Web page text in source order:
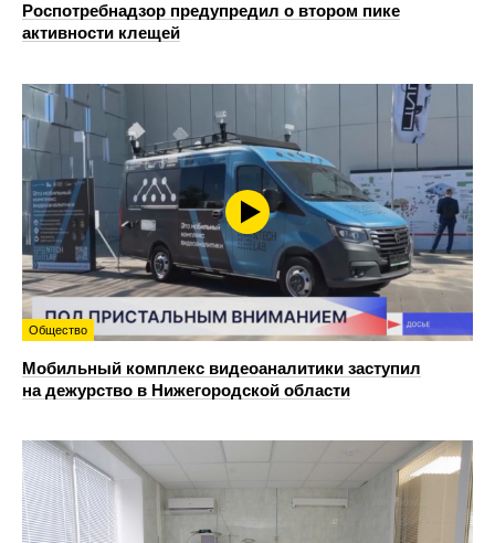
Роспотребнадзор предупредил о втором пике
активности клещей
Общество
Мобильный комплекс видеоаналитики заступил
на дежурство в Нижегородской области